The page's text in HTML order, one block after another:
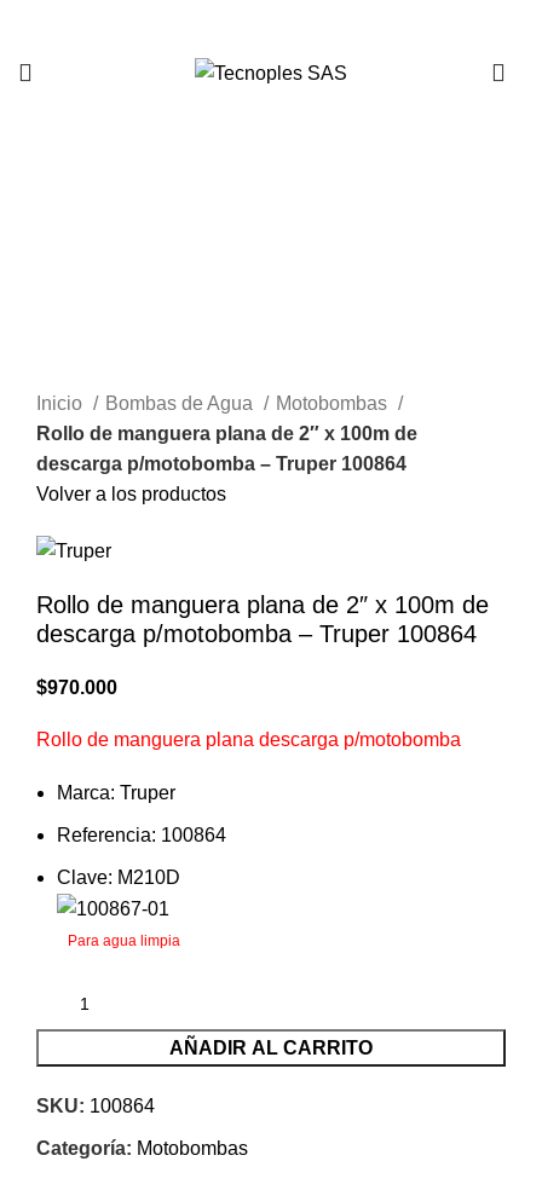
Inicio Bombas de Agua
Motobombas
Rollo de manguera plana de 2″ x 100m de
descarga p/motobomba – Truper 100864
Volver a los productos
Rollo de manguera plana de 2″ x 100m de
descarga p/motobomba – Truper 100864
$970.000
Rollo de manguera plana descarga p/motobomba
Marca: Truper
Referencia: 100864
Clave: M210D
Para agua limpia
AÑADIR AL CARRITO
SKU: 100864
Categoría: Motobombas